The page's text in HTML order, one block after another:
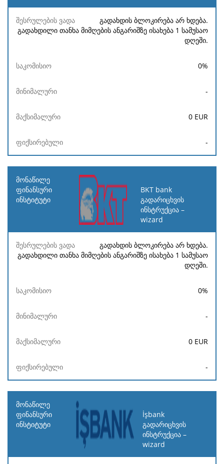
გადახდის ბლოკირება არ ხდება.
გადახდილი თანხა მიმღების ანგარიშზე ისახება 1 სამუსაო
დღეში.
0%
-
0 EUR
-
BKT bank
გადარიცხვის
ინსტრუქცია –
wizard
გადახდის ბლოკირება არ ხდება.
გადახდილი თანხა მიმღების ანგარიშზე ისახება 1 სამუსაო
დღეში.
0%
-
0 EUR
-
İşbank
გადარიცხვის
ინსტრუქცია –
wizard